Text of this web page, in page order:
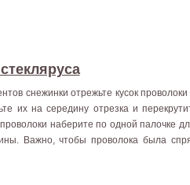
снежинки отрежьте кусок
их на середину отрезка и
наберите по одной палочке
Важно, чтобы проволока была